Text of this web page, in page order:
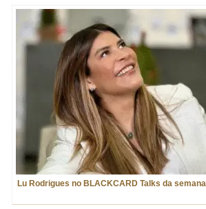
Lu Rodrigues no BLACKCARD Talks da semana